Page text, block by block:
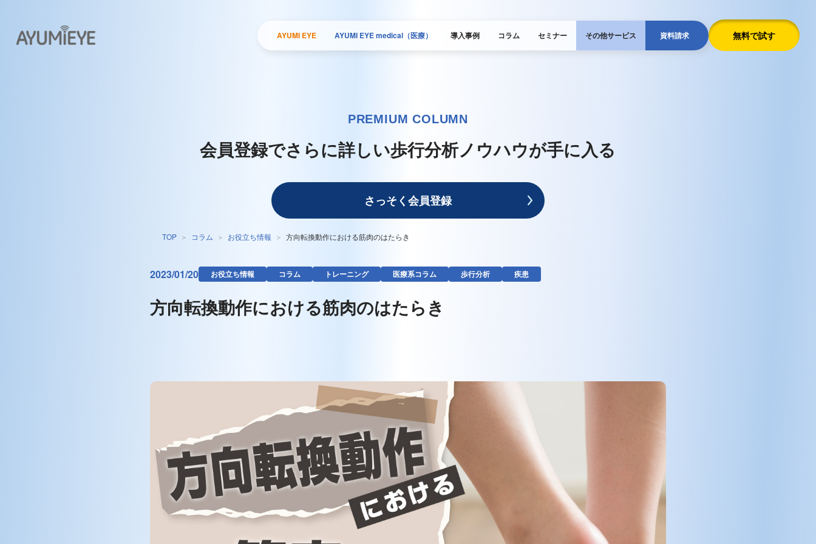
AYUMI EYE AYUMI EYE medical（医療） 導入事例 コラム セミナー その他サービス 資料請求 無料で試す
PREMIUM COLUMN
会員登録でさらに詳しい歩行分析ノウハウが手に入る
さっそく会員登録
TOP コラム お役立ち情報 方向転換動作における筋肉のはたらき
2023/01/20 お役立ち情報 コラム トレーニング 医療系コラム 歩行分析 疾患
方向転換動作における筋肉のはたらき